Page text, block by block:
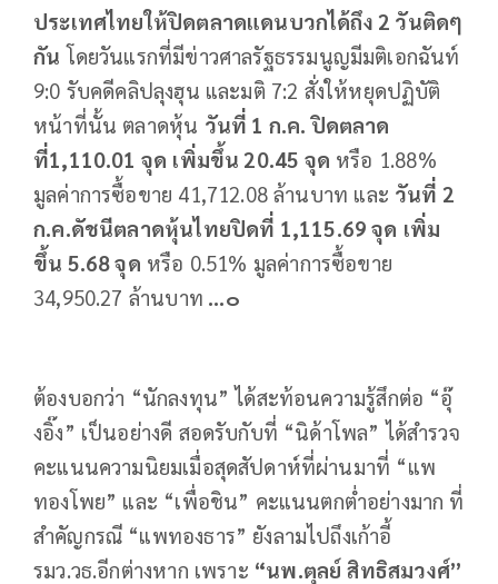
ประเทศไทยให้ปิดตลาดแดนบวกได้ถึง 2 วันติดๆ
กัน โดยวันแรกที่มีข่าวศาลรัฐธรรมนูญมีมติเอกฉันท์
9:0 รับคดีคลิปลุงฮุน และมติ 7:2 สั่งให้หยุดปฏิบัติ
หน้าที่นั้น ตลาดหุ้น วันที่ 1 ก.ค.ปิดตลาด
ที่1 ,110.01 จุด เพิ่มขึ้น 20.45 จุด หรือ 1.88%
มูลค่าการซื้อขาย 41,712.08 ล้านบาท และ วันที่ 2
ก.ค.ดัชนีตลาดหุ้นไทยปิดที่ 1 ,115.69จุด เพิ่ม
ขึ้น 5.68จุด หรือ 0.51% มูลค่าการซื้อขาย
34,950.27 ล้านบาท ...๐
ต้องบอกว่า “นักลงทุน” ได้สะท้อนความรู้สึกต่อ “อุ๊
งอิ๊ง” เป็นอย่างดี สอดรับกับที่ “นิด้าโพล” ได้สำรวจ
คะแนนความนิยมเมื่อสุดสัปดาห์ที่ผ่านมาที่ “แพ
ทองโพย” และ “เพื่อชิน” คะแนนตกต่ำอย่างมาก ที่
สำคัญกรณี “แพทองธาร” ยังลามไปถึงเก้าอี้
รมว.วธ.อีกต่างหาก เพราะ “นพ.ตุลย์ สิทธิสมวงศ์”